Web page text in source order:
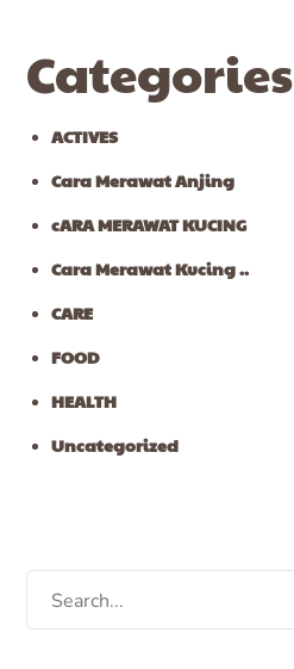
Categories
ACTIVES
Cara Merawat Anjing
cARA MERAWAT KUCING
Cara Merawat Kucing ..
CARE
FOOD
HEALTH
Uncategorized